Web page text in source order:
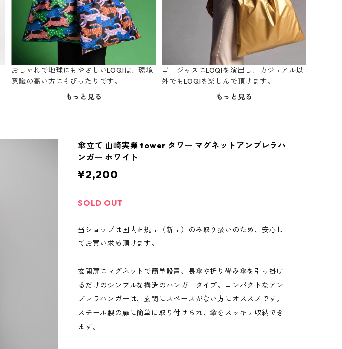
おしゃれで地球にもやさしいLOQIは、環境
意識の高い方にもぴったりです。
もっと見る
ゴージャスにLOQIを演出し、カジュアル以
外でもLOQIを楽しんで頂けます。
もっと見る
傘立て 山崎実業 tower タワー マグネットアンブレラハ
ンガー ホワイト
¥2,200
SOLD OUT
当ショップは国内正規品（新品）のみ取り扱いのため、安心し
てお買い求め頂けます。
玄関扉にマグネットで簡単設置、長傘や折り畳み傘を引っ掛け
るだけのシンプルな構造のハンガータイプ。コンパクトなアン
ブレラハンガーは、玄関にスペースがない方にオススメです。
スチール製の扉に簡単に取り付けられ、傘をスッキリ収納でき
ます。